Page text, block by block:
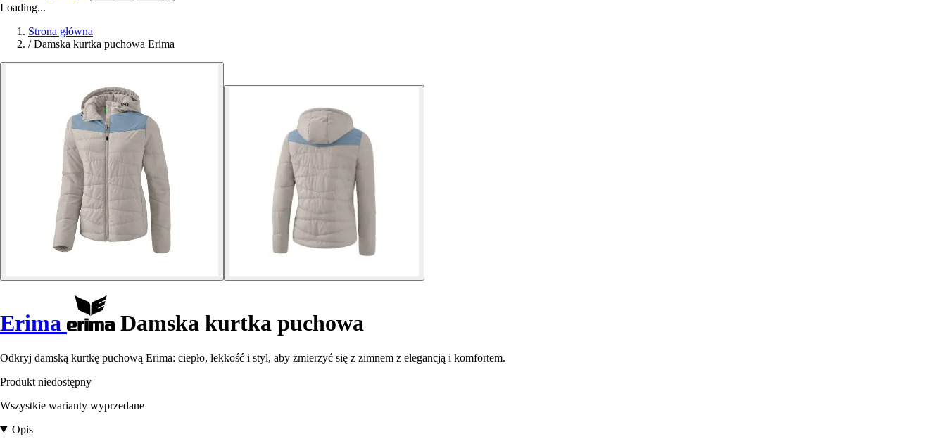
Loading...
Strona główna
/ Damska kurtka puchowa Erima
Erima Damska kurtka puchowa
Odkryj damską kurtkę puchową Erima: ciepło, lekkość i styl, aby zmierzyć się z zimnem z elegancją i komfortem.
Produkt niedostępny
Wszystkie warianty wyprzedane
Opis